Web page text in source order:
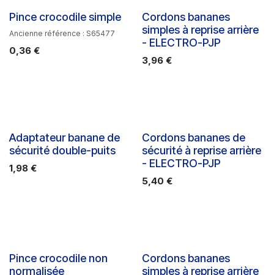
Pince crocodile simple
Ancienne référence : S65477
0,36 €
Cordons bananes
simples à reprise arrière
- ELECTRO-PJP
3,96€
Adaptateur banane de
sécurité double-puits
1,98 €
Cordons bananes de
sécurité à reprise arrière
- ELECTRO-PJP
5,40 €
Pince crocodile non
normalisée
Cordons bananes
simples à reprise arrière